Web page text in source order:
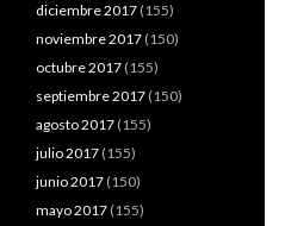
diciembre 2017 (155)
noviembre 2017 (150)
octubre 2017 (155)
septiembre 2017 (150)
agosto 2017 (155)
julio 2017 (155)
junio 2017 (150)
mayo 2017 (155)